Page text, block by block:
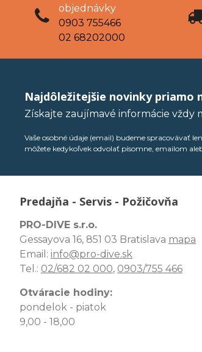
objednávky
0903 755466
02 68202000
Najdôležitejšie novinky priamo
Získajte zaujímavé informácie vždy
Vaše osobné údaje (email) budeme spracovávať
môžete kedykoľvek odvolať písomne, emailom
Predajňa - Servis - Požičovňa
PRO-DIVE s.r.o.
Gessayova 16, 851 03 Bratislava mapa
Email: info@pro-dive.sk
Tel.: 02/682 02 000, 0903/755 466
Otváracie hodiny:
pondelok - piatok
9,00 - 18,00